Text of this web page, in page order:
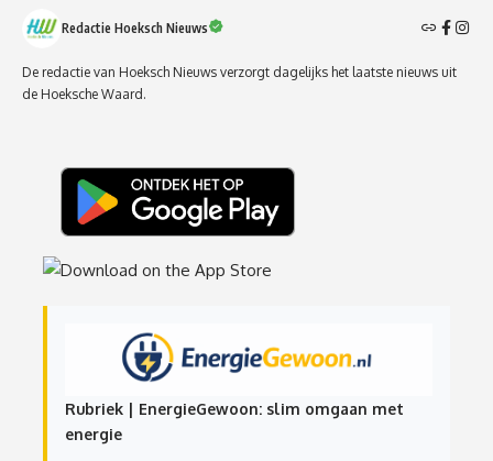
Redactie Hoeksch Nieuws
De redactie van Hoeksch Nieuws verzorgt dagelijks het laatste nieuws uit
de Hoeksche Waard.
Rubriek | EnergieGewoon: slim omgaan met
energie